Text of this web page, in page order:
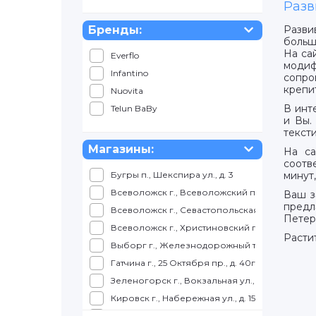
Бренды:
Everflo
Infantino
Nuovita
Telun BaBy
Магазины:
Бугры п., Шекспира ул., д. 3
Всеволожск г., Всеволожский пр., д. 57
Всеволожск г., Севастопольская ул., д. 2,
Всеволожск г., Христиновский пр., д. 26
Выборг г., Железнодорожный т., д. 4, ТРК
Гатчина г., 25 Октября пр., д. 40г, корп. 1
Зеленогорск г., Вокзальная ул., д. 7, ТЦ
Кировск г., Набережная ул., д. 15, ТРК
На
В
и Вы.
На
Ваш